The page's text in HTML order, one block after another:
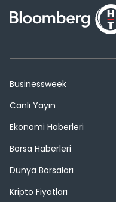
Businessweek
Canlı Yayın
Ekonomi Haberleri
Borsa Haberleri
Dünya Borsaları
Kripto Fiyatları